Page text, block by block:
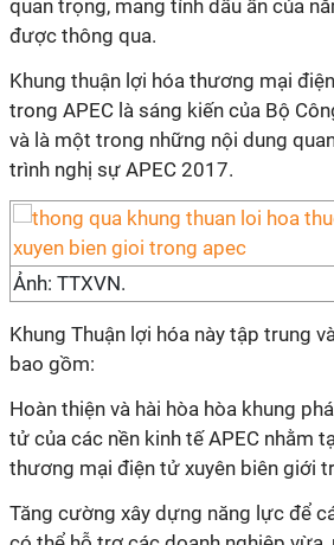
quan trọng, mang tính dấu ấn của
được thông qua.
Khung thuận lợi hóa thương mại
trong APEC là sáng kiến của Bộ
và là một trong những nội dung
trình nghị sự APEC 2017.
Ảnh: TTXVN.
Khung Thuận lợi hóa này tập trung
bao gồm:
Hoàn thiện và hài hòa hòa khung
tử của các nền kinh tế APEC nhằm
thương mại điện tử xuyên biên giới
Tăng cường xây dựng năng lực để